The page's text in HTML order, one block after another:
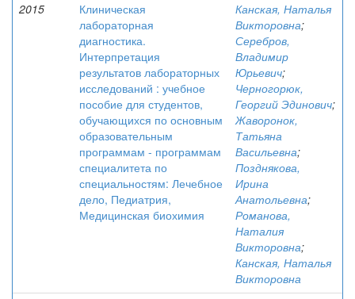
2015
Клиническая
лабораторная
диагностика.
Интерпретация
результатов лабораторных
исследований : учебное
пособие для студентов,
обучающихся по основным
образовательным
программам - программам
специалитета по
специальностям: Лечебное
дело, Педиатрия,
Медицинская биохимия
Канская, Наталья
Викторовна;
Серебров,
Владимир
Юрьевич;
Черногорюк,
Георгий Эдинович;
Жаворонок,
Татьяна
Васильевна;
Позднякова,
Ирина
Анатольевна;
Романова,
Наталия
Викторовна;
Канская, Наталья
Викторовна